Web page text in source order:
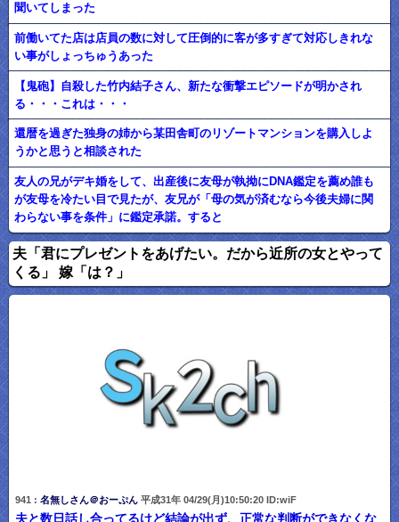
聞いてしまった
前働いてた店は店員の数に対して圧倒的に客が多すぎて対応しきれな
い事がしょっちゅうあった
【鬼砲】自殺した竹内結子さん、新たな衝撃エピソードが明かされ
る・・・これは・・・
還暦を過ぎた独身の姉から某田舎町のリゾートマンションを購入しよ
うかと思うと相談された
友人の兄がデキ婚をして、出産後に友母が執拗にDNA鑑定を薦め誰も
が友母を冷たい目で見たが、友兄が「母の気が済むなら今後夫婦に関
わらない事を条件」に鑑定承諾。すると
夫「君にプレゼントをあげたい。だから近所の女とやって
くる」 嫁「は？」
941 : 名無しさん＠おーぷん平成31年 04/29(月)10:50:20 ID:wiF
夫と数日話し合ってるけど結論が出ず、正常な判断ができなくな